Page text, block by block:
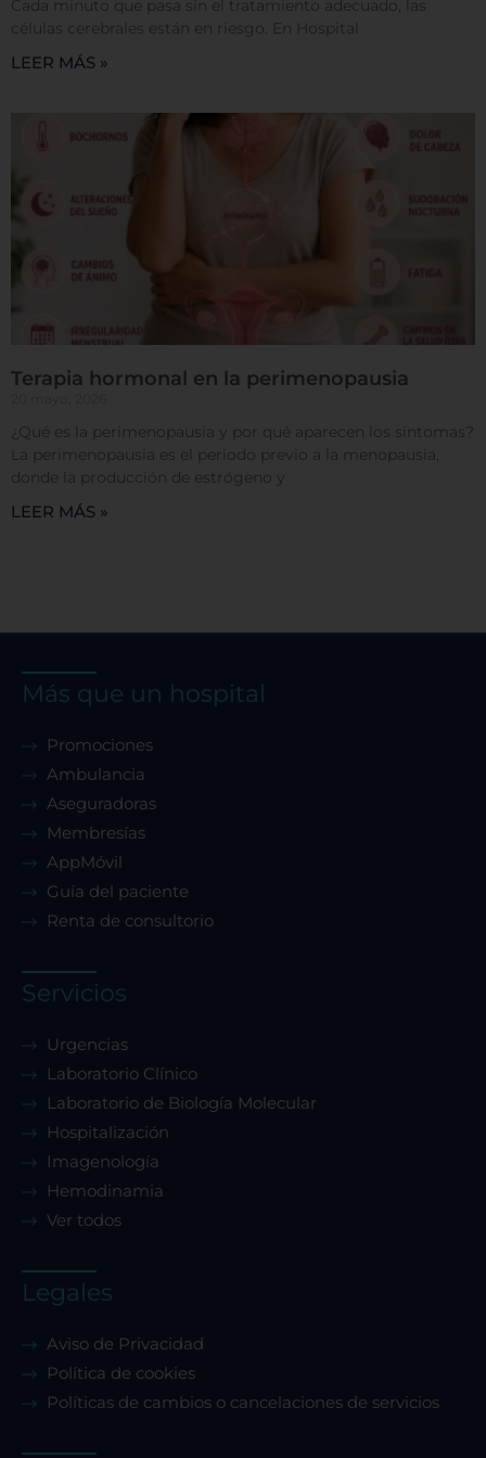
Cada minuto que pasa sin el tratamiento adecuado, las
células cerebrales están en riesgo. En Hospital
LEER MÁS »
Terapia hormonal en la perimenopausia
¿Qué es la perimenopausia y por qué aparecen los síntomas?
La perimenopausia es el periodo previo a la menopausia,
donde la producción de estrógeno y
LEER MÁS »
Más que un hospital
Promociones
Ambulancia
Aseguradoras
Membresías
AppMóvil
Guía del paciente
Renta de consultorio
Servicios
Urgencias
Laboratorio Clínico
Laboratorio de Biología Molecular
Hospitalización
Imagenología
Hemodinamia
Ver todos
Legales
Aviso de Privacidad
Política de cookies
Políticas de cambios o cancelaciones de servicios
Sistema de personalización de cookies
Cookies de rendimiento